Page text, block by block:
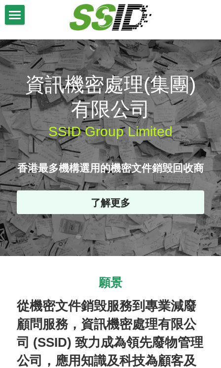
關於我們
公司簡介
可持續發展
喵坊
我們的服務
專業服務
機密文件銷毁
合作案例
聯繫我們
EN
資訊機密處理(集團)
有限公司
SSID Group Limited
香港最多機構選用的機密文件銷毁回收商
了解更多
願景
從機密文件銷毁服務到專業減廢
顧問服務，資訊機密處理有限公
司 (SSID) 致力成為領先廢物管理
公司，應用知識及科技為顧客及